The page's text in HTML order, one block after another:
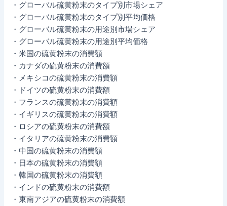
・グローバル硫黄粉末のタイプ別市場シェア
・グローバル硫黄粉末のタイプ別平均価格
・グローバル硫黄粉末の用途別市場シェア
・グローバル硫黄粉末の用途別平均価格
・米国の硫黄粉末の消費額
・カナダの硫黄粉末の消費額
・メキシコの硫黄粉末の消費額
・ドイツの硫黄粉末の消費額
・フランスの硫黄粉末の消費額
・イギリスの硫黄粉末の消費額
・ロシアの硫黄粉末の消費額
・イタリアの硫黄粉末の消費額
・中国の硫黄粉末の消費額
・日本の硫黄粉末の消費額
・韓国の硫黄粉末の消費額
・インドの硫黄粉末の消費額
・東南アジアの硫黄粉末の消費額